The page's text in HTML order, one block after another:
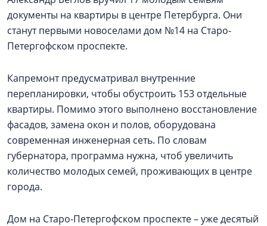
документы на квартиры в центре Петербурга. Они
станут первыми новоселами дом №14 на Старо-
Петергофском проспекте.
Капремонт предусматривал внутренние
перепланировки, чтобы обустроить 153 отдельные
квартиры. Помимо этого выполнено восстановление
фасадов, замена окон и полов, оборудована
современная инженерная сеть. По словам
губернатора, программа нужна, чтоб увеличить
количество молодых семей, проживающих в центре
города.
Дом на Старо-Петергофском проспекте – уже десятый